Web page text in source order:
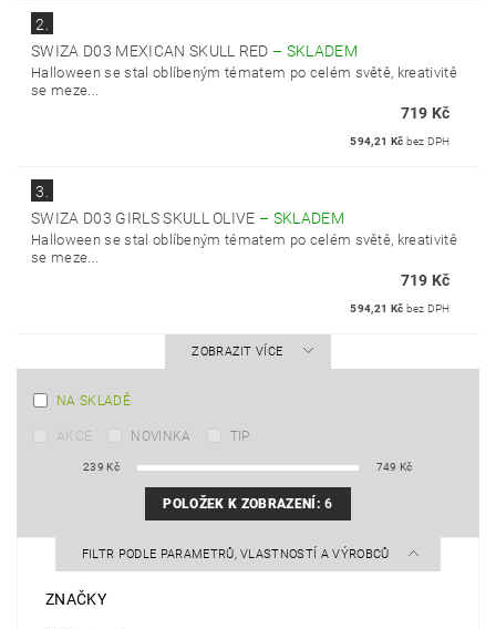
2.
SWIZA D03 MEXICAN SKULL RED – SKLADEM
Halloween se stal oblíbeným tématem po celém světě, kreativitě
se meze...
719 Kč
594,21 Kč bez DPH
3.
SWIZA D03 GIRLS SKULL OLIVE – SKLADEM
Halloween se stal oblíbeným tématem po celém světě, kreativitě
se meze...
719 Kč
594,21 Kč bez DPH
ZOBRAZIT VÍCE
NA SKLADĚ
AKCE NOVINKA TIP
239 Kč 749 Kč
POLOŽEK K ZOBRAZENÍ:6
FILTR PODLE PARAMETRŮ, VLASTNOSTÍ A VÝROBCŮ
ZNAČKY